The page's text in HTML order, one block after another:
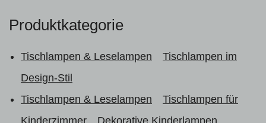
Produktkategorie
Tischlampen & Leselampen
Tischlampen im
Design-Stil
Tischlampen & Leselampen
Tischlampen für
Kinderzimmer
Dekorative Kinderlampen